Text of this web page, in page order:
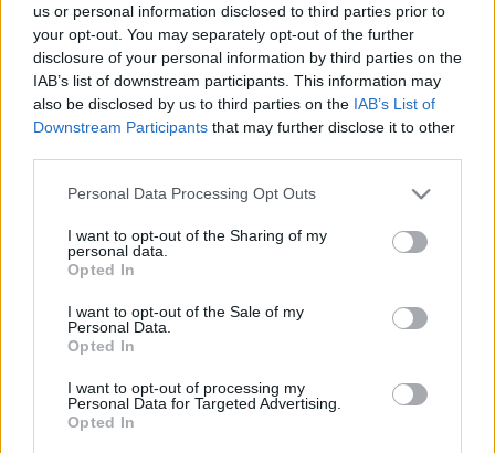
us or personal information disclosed to third parties prior to
your opt-out. You may separately opt-out of the further
disclosure of your personal information by third parties on the
IAB’s list of downstream participants. This information may
also be disclosed by us to third parties on the IAB’s List of
Downstream Participants that may further disclose it to other
Please note that this website/app uses one or more Google
not limited to your visit or usage behaviour. You may click to
grant or deny consent to Google and its third-party tags to
use your data for below specified purposes in below Google
consent section.
Personal Data Processing Opt Outs
I want to opt-out of the Sharing of my
personal data.
Opted In
I want to opt-out of the Sale of my
Personal Data.
Opted In
I want to opt-out of processing my
Personal Data for Targeted Advertising.
Opted In
Ha rábukkanunk az Instagram-on egy olyan
felhasználóra, aki ismert emberként első bejegyzését
teszi meg eme platformon, igyekszünk beszámolni
róla. Nos, csapjunk közösen a levegőbe, mert jó
hírünk van: ismét találtunk egy "elsőt". Ezúttal Varga
Miklós osztott meg egy Parlamentben készült képet,
Celeb hölgyek - Szulák Andrea (31.
bejegyzés)
építészke•2013. november 20.
választottam szokásos rovatom alanyává... Sokat
lehet róla tudni, de azt gondolom, lehetne még tőle